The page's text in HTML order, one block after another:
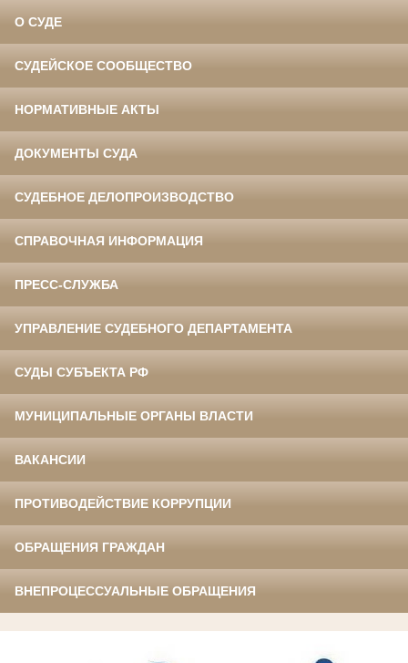
О СУДЕ
СУДЕЙСКОЕ СООБЩЕСТВО
НОРМАТИВНЫЕ АКТЫ
ДОКУМЕНТЫ СУДА
СУДЕБНОЕ ДЕЛОПРОИЗВОДСТВО
СПРАВОЧНАЯ ИНФОРМАЦИЯ
ПРЕСС-СЛУЖБА
УПРАВЛЕНИЕ СУДЕБНОГО ДЕПАРТАМЕНТА
СУДЫ СУБЪЕКТА РФ
МУНИЦИПАЛЬНЫЕ ОРГАНЫ ВЛАСТИ
ВАКАНСИИ
ПРОТИВОДЕЙСТВИЕ КОРРУПЦИИ
ОБРАЩЕНИЯ ГРАЖДАН
ВНЕПРОЦЕССУАЛЬНЫЕ ОБРАЩЕНИЯ